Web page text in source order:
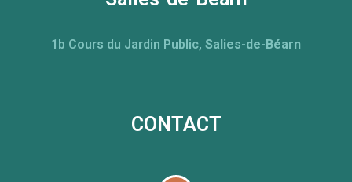
1b Cours du Jardin Public, Salies-de-Béarn
CONTACT